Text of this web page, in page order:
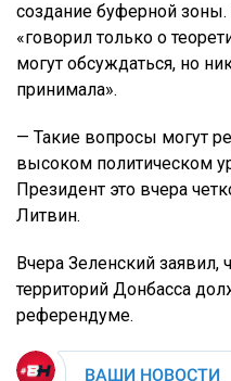
создание буферной
«говорил только о
могут обсуждаться, но
принимала».
— Такие вопросы могут
высоком политическом
Президент это вчера
Литвин.
Вчера Зеленский заявил,
территорий Донбасса
референдуме.